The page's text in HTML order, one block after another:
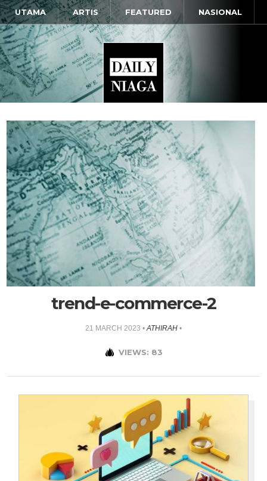
UTAMA ARTIS FEATURED NASIONAL
trend-e-commerce-2
21 MARCH 2023 •ATHIRAH •
VIEWS: 83